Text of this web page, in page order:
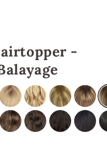
-